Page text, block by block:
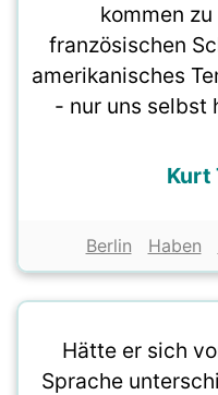
kommen
französischen
amerikanisches
- nur uns selbst
Kurt
Berlin Haben
Hätte er sich
Sprache